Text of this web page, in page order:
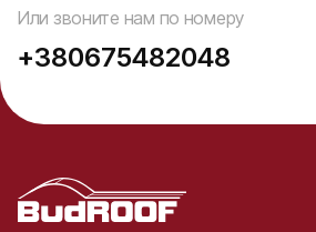
Или звоните нам по номеру
+380675482048